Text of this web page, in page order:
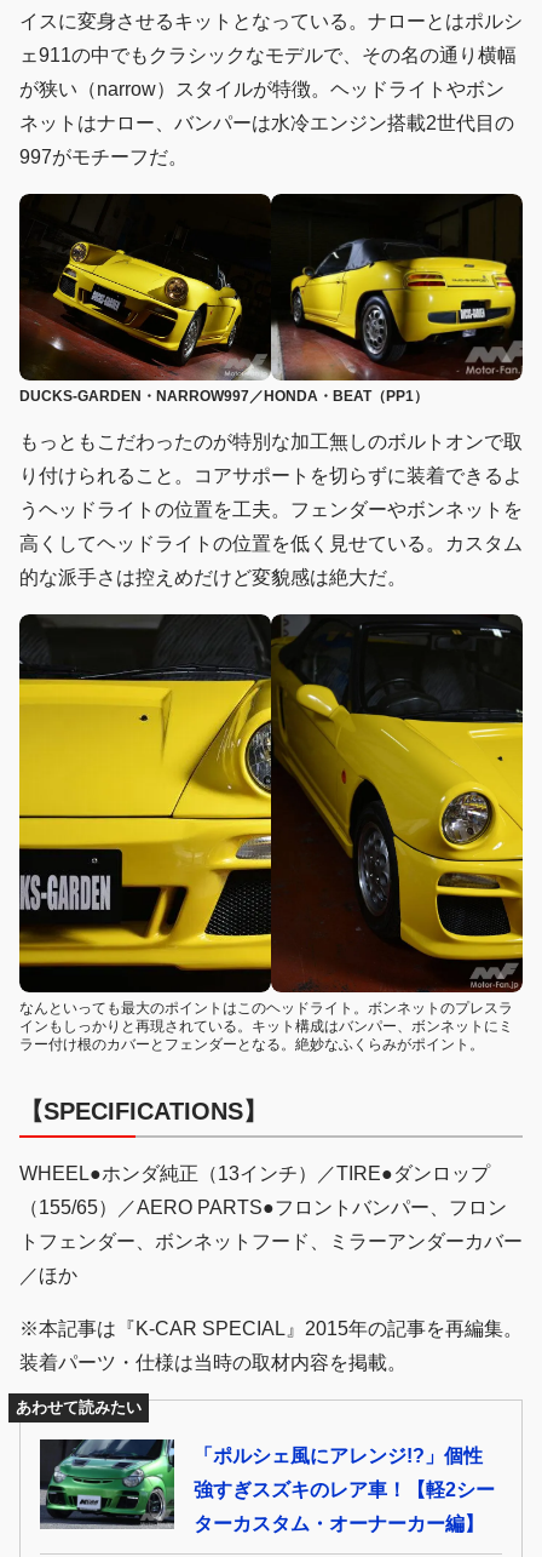
イスに変身させるキットとなっている。ナローとはポルシ
ェ911の中でもクラシックなモデルで、その名の通り横幅
が狭い（narrow）スタイルが特徴。ヘッドライトやボン
ネットはナロー、バンパーは水冷エンジン搭載2世代目の
997がモチーフだ。
DUCKS-GARDEN・NARROW997／HONDA・BEAT（PP1）
もっともこだわったのが特別な加工無しのボルトオンで取
り付けられること。コアサポートを切らずに装着できるよ
うヘッドライトの位置を工夫。フェンダーやボンネットを
高くしてヘッドライトの位置を低く見せている。カスタム
的な派手さは控えめだけど変貌感は絶大だ。
なんといっても最大のポイントはこのヘッドライト。ボンネットのプレスラ
インもしっかりと再現されている。キット構成はバンパー、ボンネットにミ
ラー付け根のカバーとフェンダーとなる。絶妙なふくらみがポイント。
【SPECIFICATIONS】
WHEEL●ホンダ純正（13インチ）／TIRE●ダンロップ
（155/65）／AERO PARTS●フロントバンパー、フロン
トフェンダー、ボンネットフード、ミラーアンダーカバー
／ほか
※本記事は『K-CAR SPECIAL』2015年の記事を再編集。
装着パーツ・仕様は当時の取材内容を掲載。
あわせて読みたい
「ポルシェ風にアレンジ!?」個性
強すぎスズキのレア車！【軽2シー
ターカスタム・オーナーカー編】